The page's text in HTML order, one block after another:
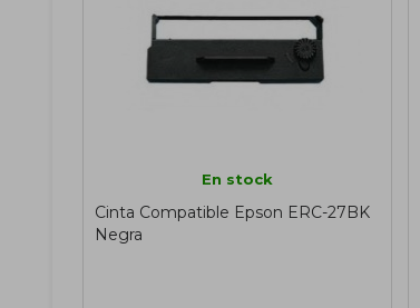
En stock
Cinta Compatible Epson ERC-27BK
Negra